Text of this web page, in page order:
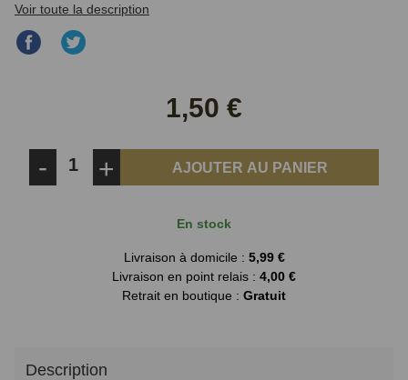
Voir toute la description
Partager
1,50 €
-
+ AJOUTER AU PANIER
En stock
Livraison à domicile : 5,99 €
Livraison en point relais : 4,00 €
Retrait en boutique : Gratuit
Description